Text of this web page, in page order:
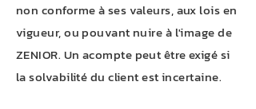
non conforme à ses valeurs, aux lois en
vigueur, ou pouvant nuire à l'image de
ZENIOR. Un acompte peut être exigé si
la solvabilité du client est incertaine.